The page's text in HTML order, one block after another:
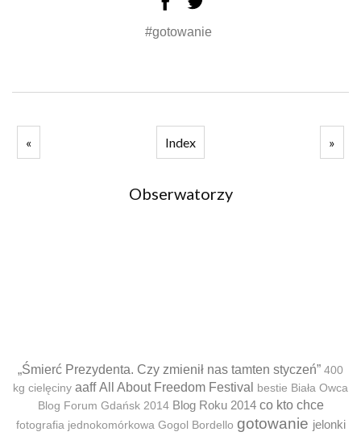
#gotowanie
« Index »
Obserwatorzy
„Śmierć Prezydenta. Czy zmienił nas tamten styczeń” 400
kg cielęciny aaff All About Freedom Festival bestie Biała Owca
Blog Forum Gdańsk 2014 Blog Roku 2014 co kto chce
fotografia jednokomórkowa Gogol Bordello gotowanie jelonki